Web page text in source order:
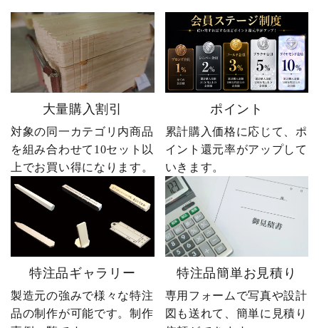
大量購入割引
対象の同一カテゴリ内商品
を組み合わせて10セット以
上でお買い得になります。
ポイント
累計購入価格に応じて、ポ
イント還元率がアップして
いきます。
特注品ギャラリー
製造元の強みで様々な特注
品の制作が可能です。制作
特注品簡単お見積り
専用フォームで写真や設計
図も送れて、簡単に見積り